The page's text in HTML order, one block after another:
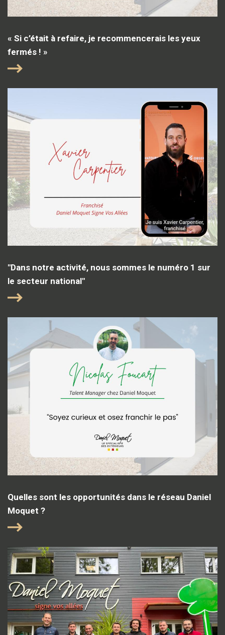
« Si c’était à refaire, je recommencerais les yeux
fermés ! »
"Dans notre activité, nous sommes le numéro 1 sur
le secteur national"
Quelles sont les opportunités dans le réseau Daniel
Moquet ?